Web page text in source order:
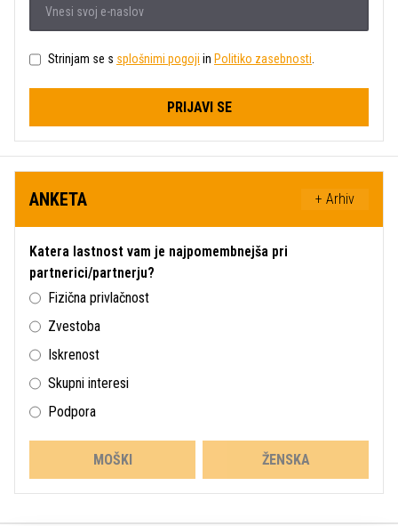
Strinjam se s splošnimi pogoji in Politiko zasebnosti.
PRIJAVI SE
ANKETA + Arhiv
Katera lastnost vam je najpomembnejša pri
partnerici/partnerju?
Fizična privlačnost
Zvestoba
Iskrenost
Skupni interesi
Podpora
MOŠKI ŽENSKA